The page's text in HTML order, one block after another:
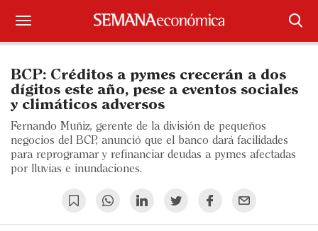
Iniciar sesión
Portada
¿Qué está pasando?
BCP: Créditos a pymes crecerán a dos
dígitos este año, pese a eventos sociales
y climáticos adversos
Fernando Muñiz, gerente de la división de pequeños
negocios del BCP, anunció que el banco dará facilidades
para reprogramar y refinanciar deudas a pymes afectadas
por lluvias e inundaciones.